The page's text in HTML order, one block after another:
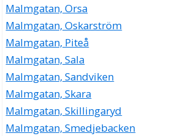
Malmgatan, Orsa
Malmgatan, Oskarström
Malmgatan, Piteå
Malmgatan, Sala
Malmgatan, Sandviken
Malmgatan, Skara
Malmgatan, Skillingaryd
Malmgatan, Smedjebacken